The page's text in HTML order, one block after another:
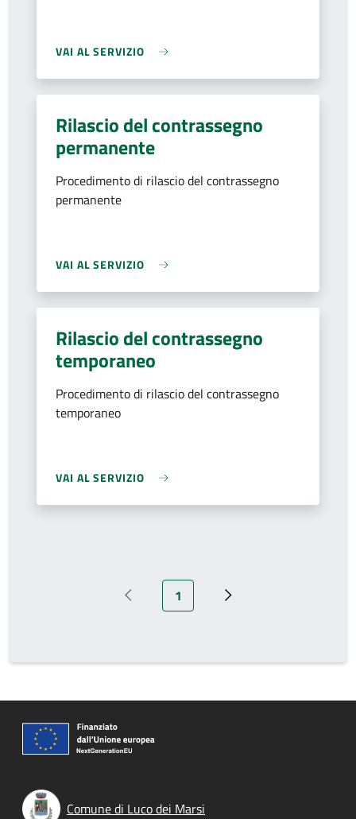
VAI AL SERVIZIO
Rilascio del contrassegno
permanente
Procedimento di rilascio del contrassegno
permanente
VAI AL SERVIZIO
Rilascio del contrassegno
temporaneo
Procedimento di rilascio del contrassegno
temporaneo
VAI AL SERVIZIO
Pagina precedente
Pagina attuale
1 Prossima pagina
Comune di Luco dei Marsi